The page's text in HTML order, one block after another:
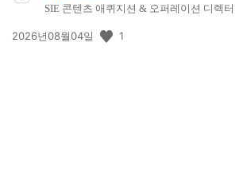
SIE 콘텐츠 애퀴지션 & 오퍼레이션 디렉터
공
2026년08월04일 1